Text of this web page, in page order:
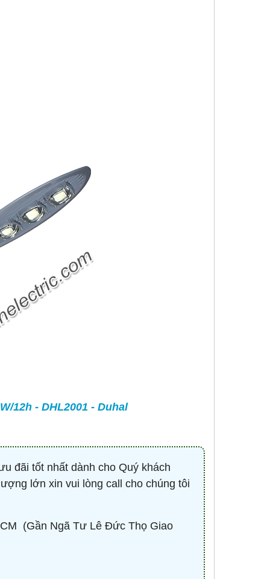
12h - DHL2001 - Duhal
đãi tốt nhất dành cho Quý khách
lớn xin vui lòng call cho chúng tôi
(Gần Ngã Tư Lê Đức Thọ Giao